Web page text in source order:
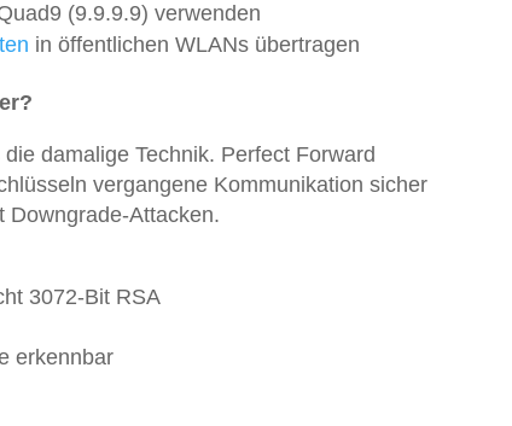
(9.9.9.9) verwenden
in öffentlichen WLANs übertragen
damalige Technik. Perfect Forward
vergangene Kommunikation sicher
Downgrade-Attacken.
3072-Bit RSA
erkennbar